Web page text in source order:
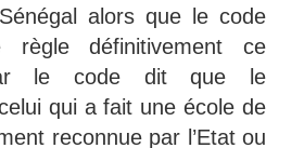
alors que le code
définitivement ce
le code dit que le
qui a fait une école de
reconnue par l’Etat ou